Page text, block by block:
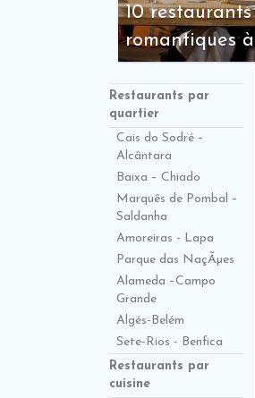
10 restaurants
romantiques
Restaurants par
quartier
Cais do Sodré –
Alcântara
Baixa – Chiado
Marquês de Pombal –
Saldanha
Amoreiras - Lapa
Parque das NaçÃµes
Alameda –Campo
Grande
Algés-Belém
Sete-Rios - Benfica
Restaurants par
cuisine